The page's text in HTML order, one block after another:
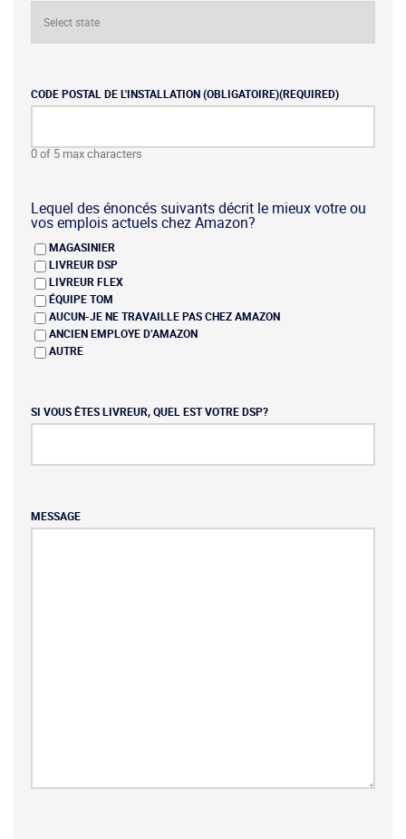
CODE POSTAL DE L'INSTALLATION (OBLIGATOIRE)(REQUIRED)
0 of 5 max characters
Lequel des énoncés suivants décrit le mieux votre ou
vos emplois actuels chez Amazon?
MAGASINIER
LIVREUR DSP
LIVREUR FLEX
ÉQUIPE TOM
AUCUN-JE NE TRAVAILLE PAS CHEZ AMAZON
ANCIEN EMPLOYE D’AMAZON
AUTRE
SI VOUS ÊTES LIVREUR, QUEL EST VOTRE DSP?
MESSAGE